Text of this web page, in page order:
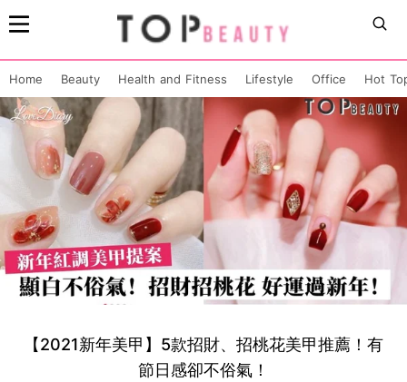
Home Beauty Health and Fitness Lifestyle Office Hot
【2021新年美甲】5款招財、招桃花美甲推薦！有
節日感卻不俗氣！